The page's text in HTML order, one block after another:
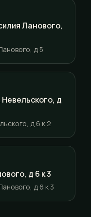
Ланового,
д 5
Невельского, д
д 6 к 2
д 6 к 3
д 6 к 3